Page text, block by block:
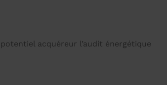
acquéreur l’audit énergétique